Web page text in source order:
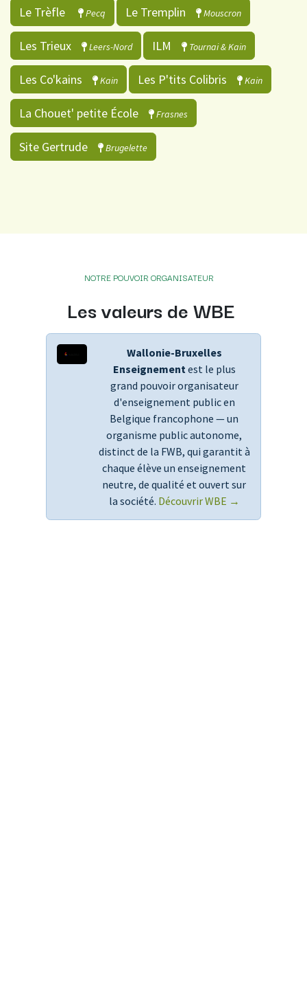
Le Trèfle Pecq Le Tremplin Mouscron
Les Trieux Leers-Nord ILM Tournai & Kain
Les Co'kains Kain Les P'tits Colibris Kain
La Chouet' petite École Frasnes
Site Gertrude Brugelette
NOTRE POUVOIR ORGANISATEUR
Les valeurs de WBE
Wallonie-Bruxelles
Enseignementest le plus
grand pouvoir organisateur
d'enseignement public en
Belgique francophone — un
organisme public autonome,
distinct de la FWB, qui garantit à
chaque élève un enseignement
neutre, de qualité et ouvert sur
la société. Découvrir WBE →